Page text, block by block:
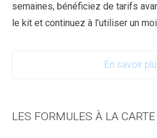
semaines, bénéficiez de tarifs
le kit et continuez à l’utiliser un
En savoir
LES FORMULES À LA CARTE